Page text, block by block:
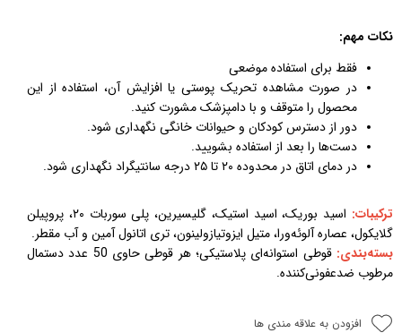
نکات مهم:
فقط برای استفاده موضعی
در صورت مشاهده تحریک پوستی یا افزایش آن، استفاده از این
محصول را متوقف و با دامپزشک مشورت کنید.
دور از دسترس کودکان و حیوانات خانگی نگهداری شود.
دست‌ها را بعد از استفاده بشویید.
در دمای اتاق در محدوده ۲۰ تا ۲۵ درجه سانتیگراد نگهداری شود.
ترکیبات:
اسید بوریک، اسید استیک، گلیسیرین، پلی سوربات ۲۰، پروپیلن
گلایکول، عصاره آلوئه‌ورا، متیل ایزوتیازولینون، تری اتانول آمین و آب مقطر.
بسته‌بندی:
قوطی استوانه‌ای پلاستیکی؛ هر قوطی حاوی 50 عدد دستمال
مرطوب ضدعفونی‌کننده.
افزودن به علاقه مندی ها